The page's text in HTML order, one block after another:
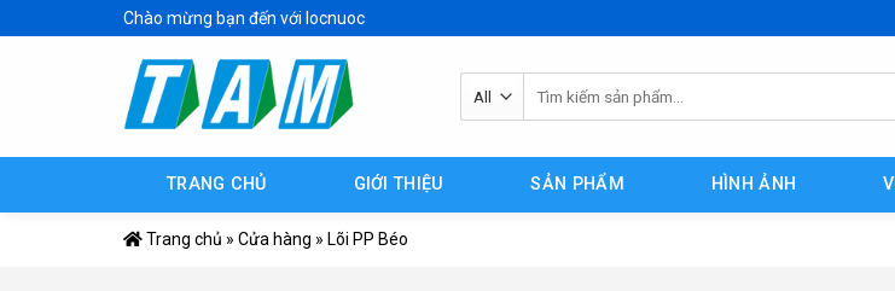
to
Chào mừng bạn đến với locnuoc
kiếm:
TRANG CHỦ GIỚI THIỆU SẢN PHẨM HÌNH ẢNH
Trang chủ » Cửa hàng » Lõi PP Béo